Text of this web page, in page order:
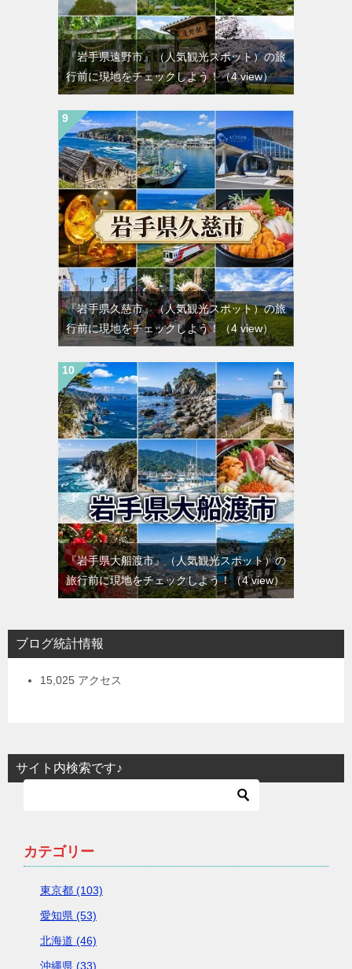
『岩手県遠野市』（人気観光スポット）の旅
行前に現地をチェックしよう！（4 view）
『岩手県久慈市』（人気観光スポット）の旅
行前に現地をチェックしよう！ （4 view）
『岩手県大船渡市』（人気観光スポット）の
旅行前に現地をチェックしよう！（4 view）
ブログ統計情報
15,025 アクセス
サイト内検索です♪
カテゴリー
東京都 (103)
愛知県 (53)
北海道 (46)
沖縄県 (33)